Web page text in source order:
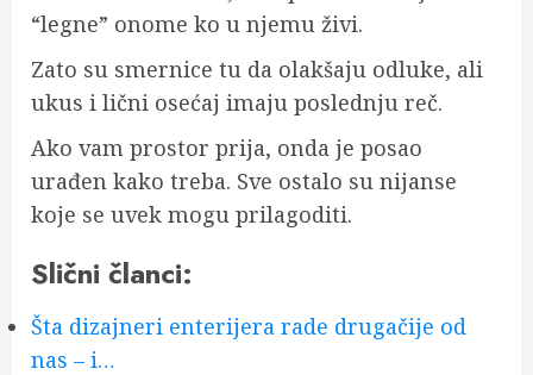
“legne” onome ko u njemu živi.
Zato su smernice tu da olakšaju odluke, ali
ukus i lični osećaj imaju poslednju reč.
Ako vam prostor prija, onda je posao
urađen kako treba. Sve ostalo su nijanse
koje se uvek mogu prilagoditi.
Slični članci:
Šta dizajneri enterijera rade drugačije od
nas – i…